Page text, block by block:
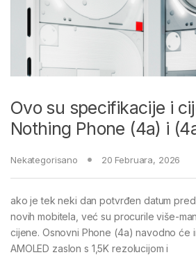
Ovo su specifikacije i
Nothing Phone (4a) i
Nekategorisano 20 Februara, 2026
ako je tek neki dan potvrđen datum
novih mobitela, već su procurile više-
cijene. Osnovni Phone (4a) navodno će
AMOLED zaslon s 1,5K rezolucijom i